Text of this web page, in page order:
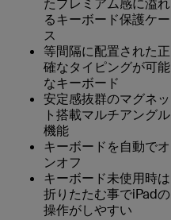
たプレミアム感に溢れ
るキーボード保護ケー
ス
等間隔に配置された正
確なタイピングが可能
なキーボード
安定感抜群のマグネッ
ト搭載マルチアングル
機能
キーボードを自動でオ
ンオフ
キーボード未使用時は
折りたたむ事でiPadの
操作がしやすい